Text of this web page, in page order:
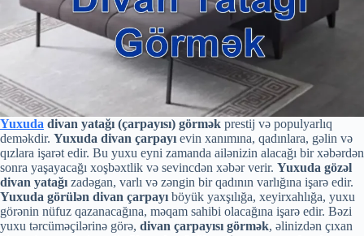
Yuxuda divan yatağı (çarpayısı) görmək prestij və populyarlıq
deməkdir. Yuxuda divan çarpayı evin xanımına, qadınlara, gəlin və
qızlara işarət edir. Bu yuxu eyni zamanda ailənizin alacağı bir xəbərdən
sonra yaşayacağı xoşbəxtlik və sevincdən xəbər verir. Yuxuda gözəl
divan yatağı zadəgan, varlı və zəngin bir qadının varlığına işarə edir.
Yuxuda görülən divan çarpayı böyük yaxşılığa, xeyirxahlığa, yuxu
görənin nüfuz qazanacağına, məqam sahibi olacağına işarə edir. Bəzi
yuxu tərcüməçilərinə görə, divan çarpayısı görmək, əlinizdən çıxan